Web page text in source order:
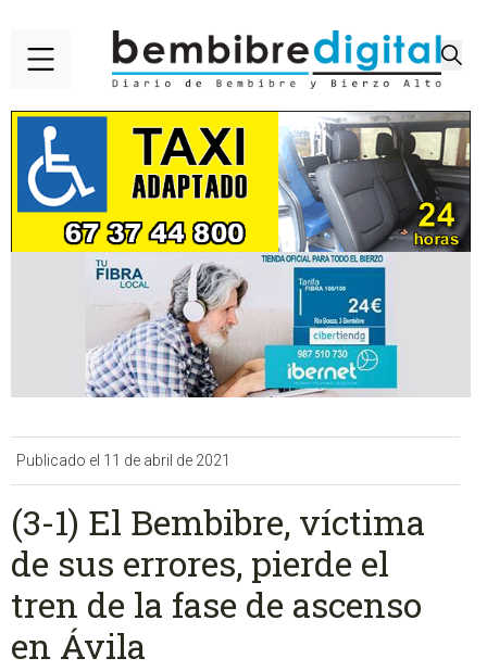
Publicado el 11 de abril de 2021
(3-1) El Bembibre, víctima
de sus errores, pierde el
tren de la fase de ascenso
en Ávila